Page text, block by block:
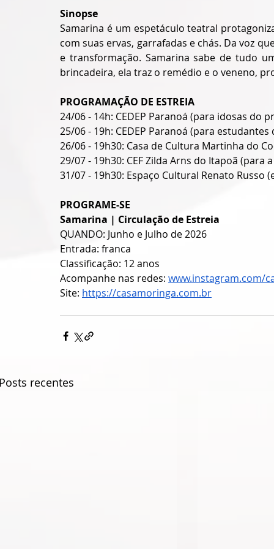
Sinopse
Samarina é um espetáculo teatral
com suas ervas, garrafadas e chás. Da voz
e transformação. Samarina sabe de tudo
brincadeira, ela traz o remédio e o veneno,
PROGRAMAÇÃO DE ESTREIA
24/06 - 14h: CEDEP Paranoá (para idosas do
25/06 - 19h: CEDEP Paranoá (para estudantes
26/06 - 19h30: Casa de Cultura Martinha do
29/07 - 19h30: CEF Zilda Arns do Itapoã (para
31/07 - 19h30: Espaço Cultural Renato Russo
PROGRAME-SE
Samarina | Circulação de Estreia
QUANDO: Junho e Julho de 2026
Entrada: franca
Classificação: 12 anos
Acompanhe nas redes: www.instagram.com/
Site: https://casamoringa.com.br
recentes